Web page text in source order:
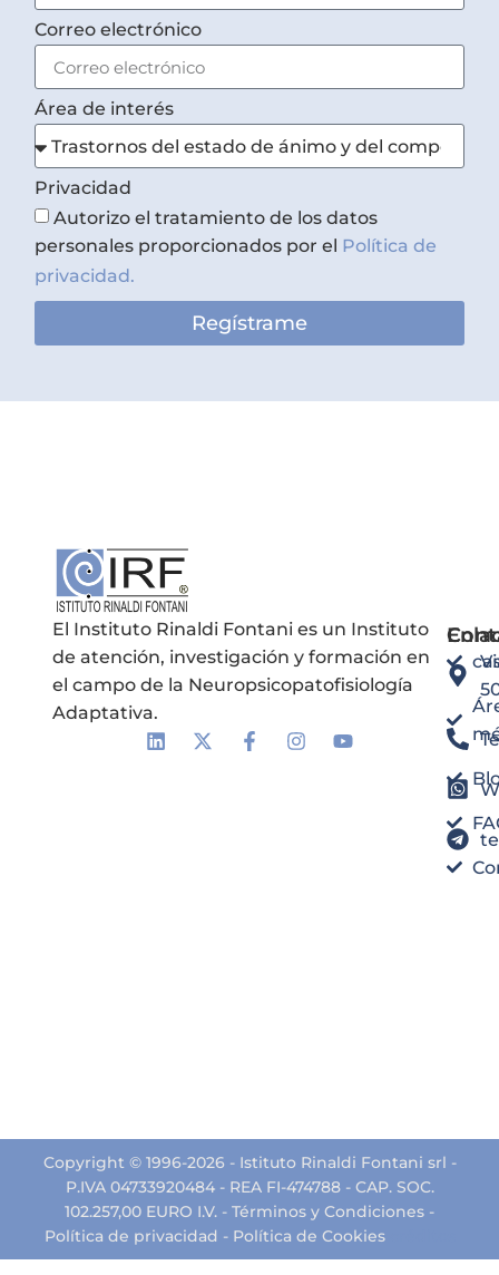
Correo electrónico
Área de interés
Privacidad
Autorizo el tratamiento de los datos
personales proporcionados por el Política de
privacidad.
Regístrame
El Instituto Rinaldi Fontani es un Instituto
de atención, investigación y formación en
el campo de la Neuropsicopatofisiología
Adaptativa.
Copyright © 1996-2026 - Istituto Rinaldi Fontani srl -
P.IVA 04733920484 - REA FI-474788 - CAP. SOC.
102.257,00 EURO I.V. - Términos y Condiciones -
Política de privacidad - Política de Cookies